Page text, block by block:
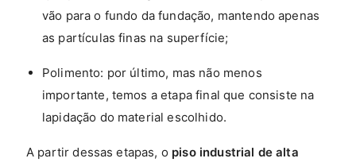
vão para o fundo da fundação, mantendo apenas
as partículas finas na superfície;
Polimento: por último, mas não menos
importante, temos a etapa final que consiste na
lapidação do material escolhido.
A partir dessas etapas, o piso industrial de alta